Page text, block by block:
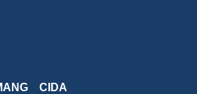
CIDA